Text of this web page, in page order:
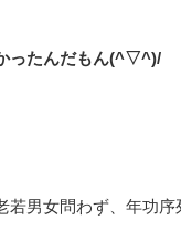
ったんだもん(^▽^)/
若男女問わず、年功